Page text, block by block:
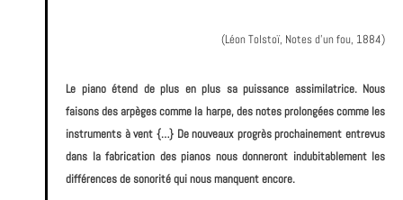
(Léon Tolstoï, Notes d’un fou, 1884)
Le piano étend de plus en plus sa puissance assimilatrice. Nous
faisons des arpèges comme la harpe, des notes prolongées comme les
instruments à vent {…} De nouveaux progrès prochainement entrevus
dans la fabrication des pianos nous donneront indubitablement les
différences de sonorité qui nous manquent encore.